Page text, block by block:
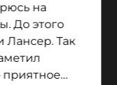
на
До этого
Лансер. Так